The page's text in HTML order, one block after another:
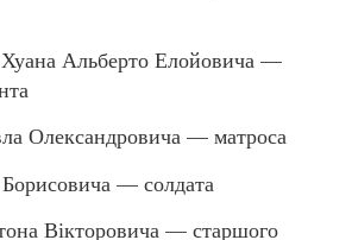
Альберто Елойовича —
Олександровича — матроса
— солдата
Вікторовича — старшого